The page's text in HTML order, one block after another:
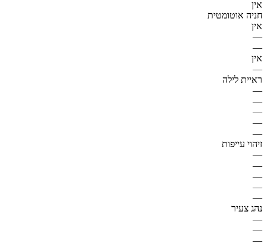
אין
חניה אוטומטית
אין
—
—
אין
—
ראיית לילה
—
—
—
—
—
זיהוי עייפות
—
—
—
—
—
נהג צעיר
—
—
—